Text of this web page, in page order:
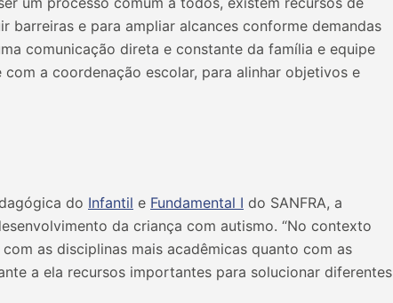
barreiras e para ampliar alcances conforme demandas
comunicação direta e constante da família e equipe
a coordenação escolar, para alinhar objetivos e
do Infantil e Fundamental I do SANFRA, a
da criança com autismo. “No contexto
as disciplinas mais acadêmicas quanto com as
a ela recursos importantes para solucionar diferentes